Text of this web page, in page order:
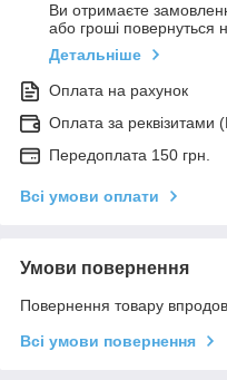
Ви отримаєте
або гроші повернуться
Детальніше
Оплата на рахунок
Оплата за реквізитами
Передоплата 150 грн.
Всі умови оплати
Умови повернення
Повернення товару
Всі умови повернення